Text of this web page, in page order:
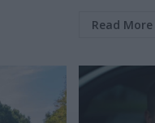
Read More